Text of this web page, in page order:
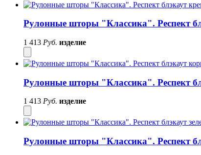
Рулонные шторы "Классика". Респект
1 413 Руб. изделие
Рулонные шторы "Классика". Респект
1 413 Руб. изделие
Рулонные шторы "Классика". Респект